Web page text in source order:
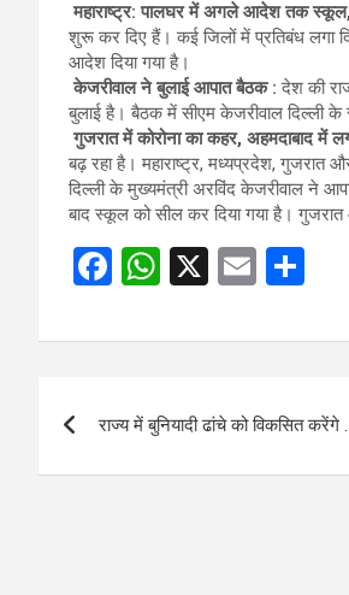
महाराष्ट्र: पालघर में अगले आदेश तक
शुरू कर दिए हैं। कई जिलों में प्रतिबंध
आदेश दिया गया है।
केजरीवाल ने बुलाई आपात बैठक :देश की
बुलाई है। बैठक में सीएम केजरीवाल दिल्ली के
गुजरात में कोरोना का कहर, अहमदाबाद में
बढ़ रहा है। महाराष्ट्र, मध्यप्रदेश, गुजरात
दिल्ली के मुख्यमंत्री अरविंद केजरीवाल ने
बाद स्कूल को सील कर दिया गया है।
F
ce
o
W
at
A
X
E
ail ar
navigation
राज्य में बुनियादी ढांचे को विकसित करेंगे